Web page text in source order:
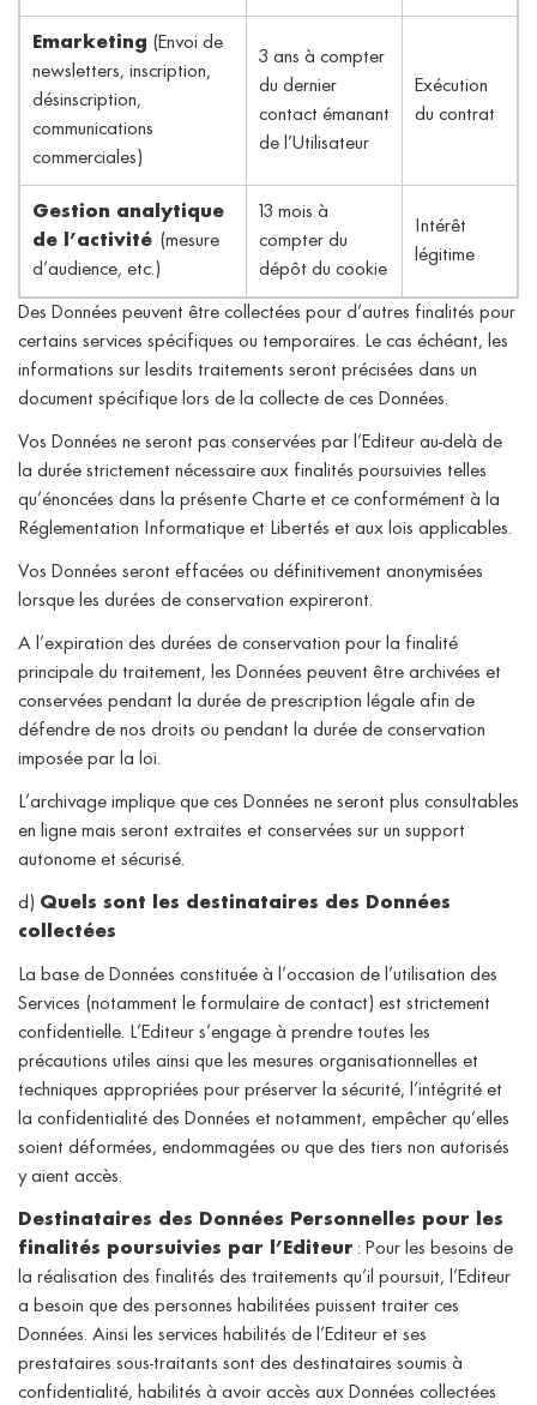
Emarketing (Envoi de
newsletters, inscription,
désinscription,
communications
commerciales)
3 ans à compter
du dernier
contact émanant
de l’Utilisateur
Exécution
du contrat
Gestion analytique
de l’activité (mesure
d’audience, etc.)
13 mois à
compter du
dépôt du cookie
Intérêt
légitime
Des Données peuvent être collectées pour d’autres finalités pour
certains services spécifiques ou temporaires. Le cas échéant, les
informations sur lesdits traitements seront précisées dans un
document spécifique lors de la collecte de ces Données.
Vos Données ne seront pas conservées par l’Editeur au-delà de
la durée strictement nécessaire aux finalités poursuivies telles
qu’énoncées dans la présente Charte et ce conformément à la
Réglementation Informatique et Libertés et aux lois applicables.
Vos Données seront effacées ou définitivement anonymisées
lorsque les durées de conservation expireront.
A l’expiration des durées de conservation pour la finalité
principale du traitement, les Données peuvent être archivées et
conservées pendant la durée de prescription légale afin de
défendre de nos droits ou pendant la durée de conservation
imposée par la loi.
L’archivage implique que ces Données ne seront plus consultables
en ligne mais seront extraites et conservées sur un support
autonome et sécurisé.
d) Quels sont les destinataires des Données
collectées
La base de Données constituée à l’occasion de l’utilisation des
Services (notamment le formulaire de contact) est strictement
confidentielle. L’Editeur s’engage à prendre toutes les
précautions utiles ainsi que les mesures organisationnelles et
techniques appropriées pour préserver la sécurité, l’intégrité et
la confidentialité des Données et notamment, empêcher qu’elles
soient déformées, endommagées ou que des tiers non autorisés
y aient accès.
Destinataires des Données Personnelles pour les
finalités poursuivies par l’Editeur : Pour les besoins de
la réalisation des finalités des traitements qu’il poursuit, l’Editeur
a besoin que des personnes habilitées puissent traiter ces
Données. Ainsi les services habilités de l’Editeur et ses
prestataires sous-traitants sont des destinataires soumis à
confidentialité, habilités à avoir accès aux Données collectées